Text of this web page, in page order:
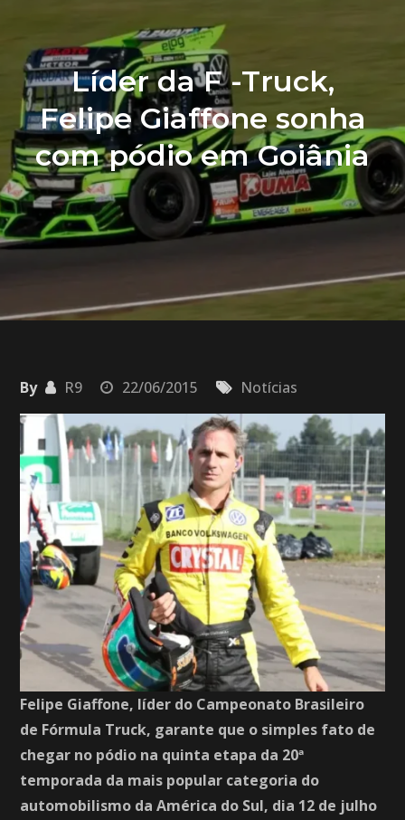
Líder da F -Truck,
Felipe Giaffone sonha
com pódio em Goiânia
By R9 22/06/2015 Notícias
Felipe Giaffone, líder do Campeonato Brasileiro
de Fórmula Truck, garante que o simples fato de
chegar no pódio na quinta etapa da 20ª
temporada da mais popular categoria do
automobilismo da América do Sul, dia 12 de julho